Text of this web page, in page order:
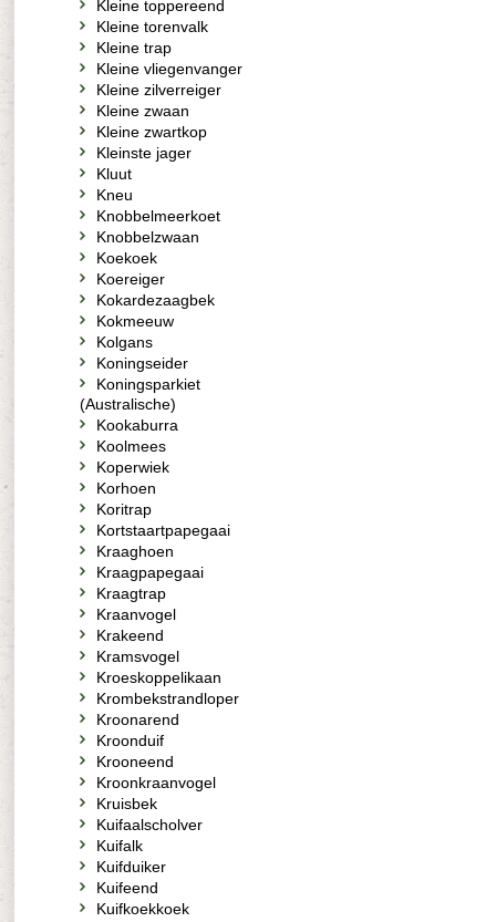
Kleine toppereend
Kleine torenvalk
Kleine trap
Kleine vliegenvanger
Kleine zilverreiger
Kleine zwaan
Kleine zwartkop
Kleinste jager
Kluut
Kneu
Knobbelmeerkoet
Knobbelzwaan
Koekoek
Koereiger
Kokardezaagbek
Kokmeeuw
Kolgans
Koningseider
Koningsparkiet
(Australische)
Kookaburra
Koolmees
Koperwiek
Korhoen
Koritrap
Kortstaartpapegaai
Kraaghoen
Kraagpapegaai
Kraagtrap
Kraanvogel
Krakeend
Kramsvogel
Kroeskoppelikaan
Krombekstrandloper
Kroonarend
Kroonduif
Krooneend
Kroonkraanvogel
Kruisbek
Kuifaalscholver
Kuifalk
Kuifduiker
Kuifeend
Kuifkoekkoek